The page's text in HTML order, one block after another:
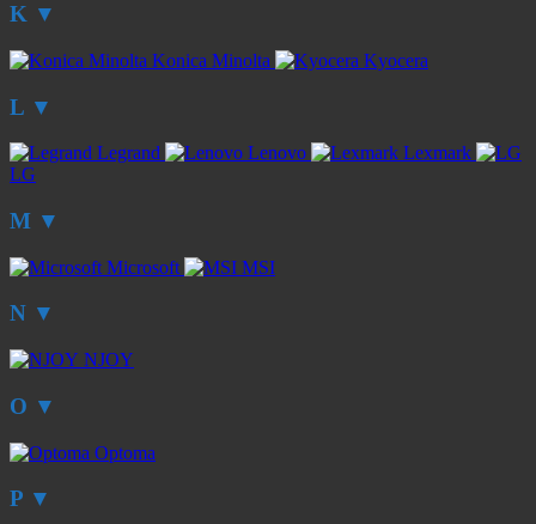
K ▼
Konica Minolta Kyocera
L ▼
Legrand Lenovo
Lexmark
LG
M ▼
Microsoft MSI
N ▼
NJOY
O ▼
Optoma
P ▼